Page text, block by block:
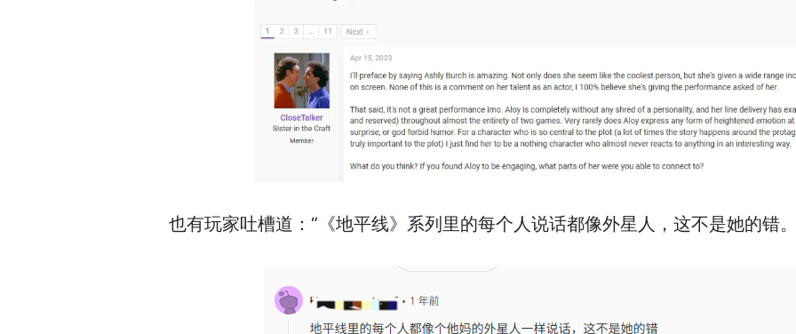
也有玩家吐槽道：“《地平线》系列里的每个人说话都像外星人，这不是她的错